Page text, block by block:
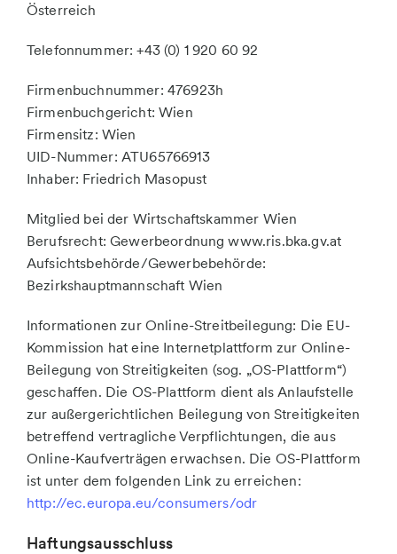
Österreich
Telefonnummer: +43 (0) 1 920 60 92
Firmenbuchnummer: 476923h
Firmenbuchgericht: Wien
Firmensitz: Wien
UID-Nummer: ATU65766913
Inhaber: Friedrich Masopust
Mitglied bei der Wirtschaftskammer Wien
Berufsrecht: Gewerbeordnung www.ris.bka.gv.at
Aufsichtsbehörde/Gewerbebehörde:
Bezirkshauptmannschaft Wien
Informationen zur Online-Streitbeilegung: Die EU-
Kommission hat eine Internetplattform zur Online-
Beilegung von Streitigkeiten (sog. „OS-Plattform“)
geschaffen. Die OS-Plattform dient als Anlaufstelle
zur außergerichtlichen Beilegung von Streitigkeiten
betreffend vertragliche Verpflichtungen, die aus
Online-Kaufverträgen erwachsen. Die OS-Plattform
ist unter dem folgenden Link zu erreichen:
http://ec.europa.eu/consumers/odr
Haftungsausschluss